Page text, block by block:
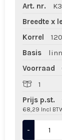
Art. nr.
Breedte x
Korrel
120
Basis
Voorraad
1
Prijs p.st.
68,29 Incl
-